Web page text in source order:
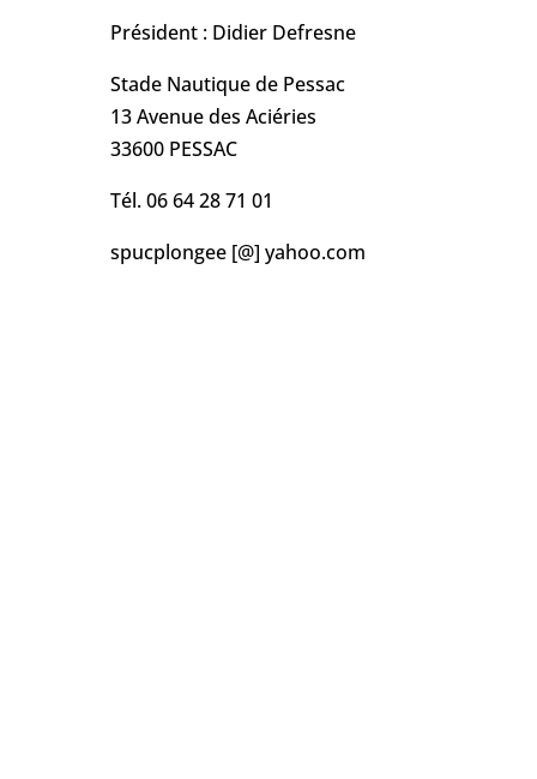
Président : Didier Defresne
Stade Nautique de Pessac
13 Avenue des Aciéries
33600 PESSAC
Tél. 06 64 28 71 01
spucplongee [@] yahoo.com